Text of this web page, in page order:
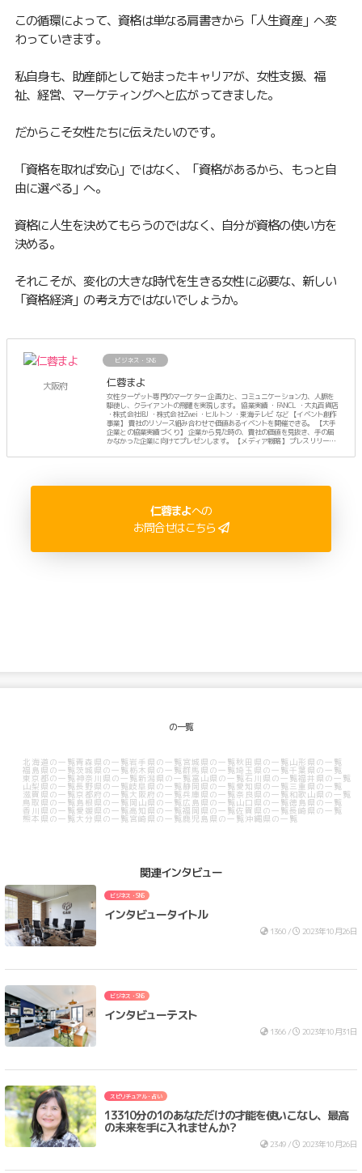
この循環によって、資格は単なる肩書きから「人生資産」へ変
わっていきます。
私自身も、助産師として始まったキャリアが、女性支援、福
祉、経営、マーケティングへと広がってきました。
だからこそ女性たちに伝えたいのです。
「資格を取れば安心」ではなく、「資格があるから、もっと自
由に選べる」へ。
資格に人生を決めてもらうのではなく、自分が資格の使い方を
決める。
それこそが、変化の大きな時代を生きる女性に必要な、新しい
「資格経済」の考え方ではないでしょうか。
大阪府
ビジネス・SNS
仁蓉まよ
女性ターゲット専門のマーケター 企画力と、コミュニケーション力、人脈を
駆使し、クライアントの飛躍を実現します。 協業実績 ・FANCL ・大丸百貨店
・株式会社IBJ ・株式会社Zwei ・ヒルトン ・東海テレビ など 【イベント創作
事業】 貴社のリソース組み合わせで価値あるイベントを開催できる。 【大手
企業との協業実績づくり】 企業から見た時の、貴社の価値を見抜き、手の届
かなかった企業に向けてプレゼンします。 【メディア戦略】 プレスリリース
ートは、3人のママ。
仁蓉まよへの
お問合せはこちら
の一覧
北海道の一覧青森県の一覧岩手県の一覧宮城県の一覧秋田県の一覧山形県の一覧
福島県の一覧茨城県の一覧栃木県の一覧群馬県の一覧埼玉県の一覧千葉県の一覧
東京都の一覧神奈川県の一覧新潟県の一覧富山県の一覧石川県の一覧福井県の一覧
山梨県の一覧長野県の一覧岐阜県の一覧静岡県の一覧愛知県の一覧三重県の一覧
滋賀県の一覧京都府の一覧大阪府の一覧兵庫県の一覧奈良県の一覧和歌山県の一覧
鳥取県の一覧島根県の一覧岡山県の一覧広島県の一覧山口県の一覧徳島県の一覧
香川県の一覧愛媛県の一覧高知県の一覧福岡県の一覧佐賀県の一覧長崎県の一覧
熊本県の一覧大分県の一覧宮崎県の一覧鹿児島県の一覧沖縄県の一覧
関連インタビュー
ビジネス・SNS
インタビュータイトル
1360 / 2023年10月26日
ビジネス・SNS
インタビューテスト
1366 / 2023年10月31日
スピリチュアル・占い
13310分の1のあなただけの才能を使いこなし、最高
の未来を手に入れませんか？
2349 / 2023年10月26日